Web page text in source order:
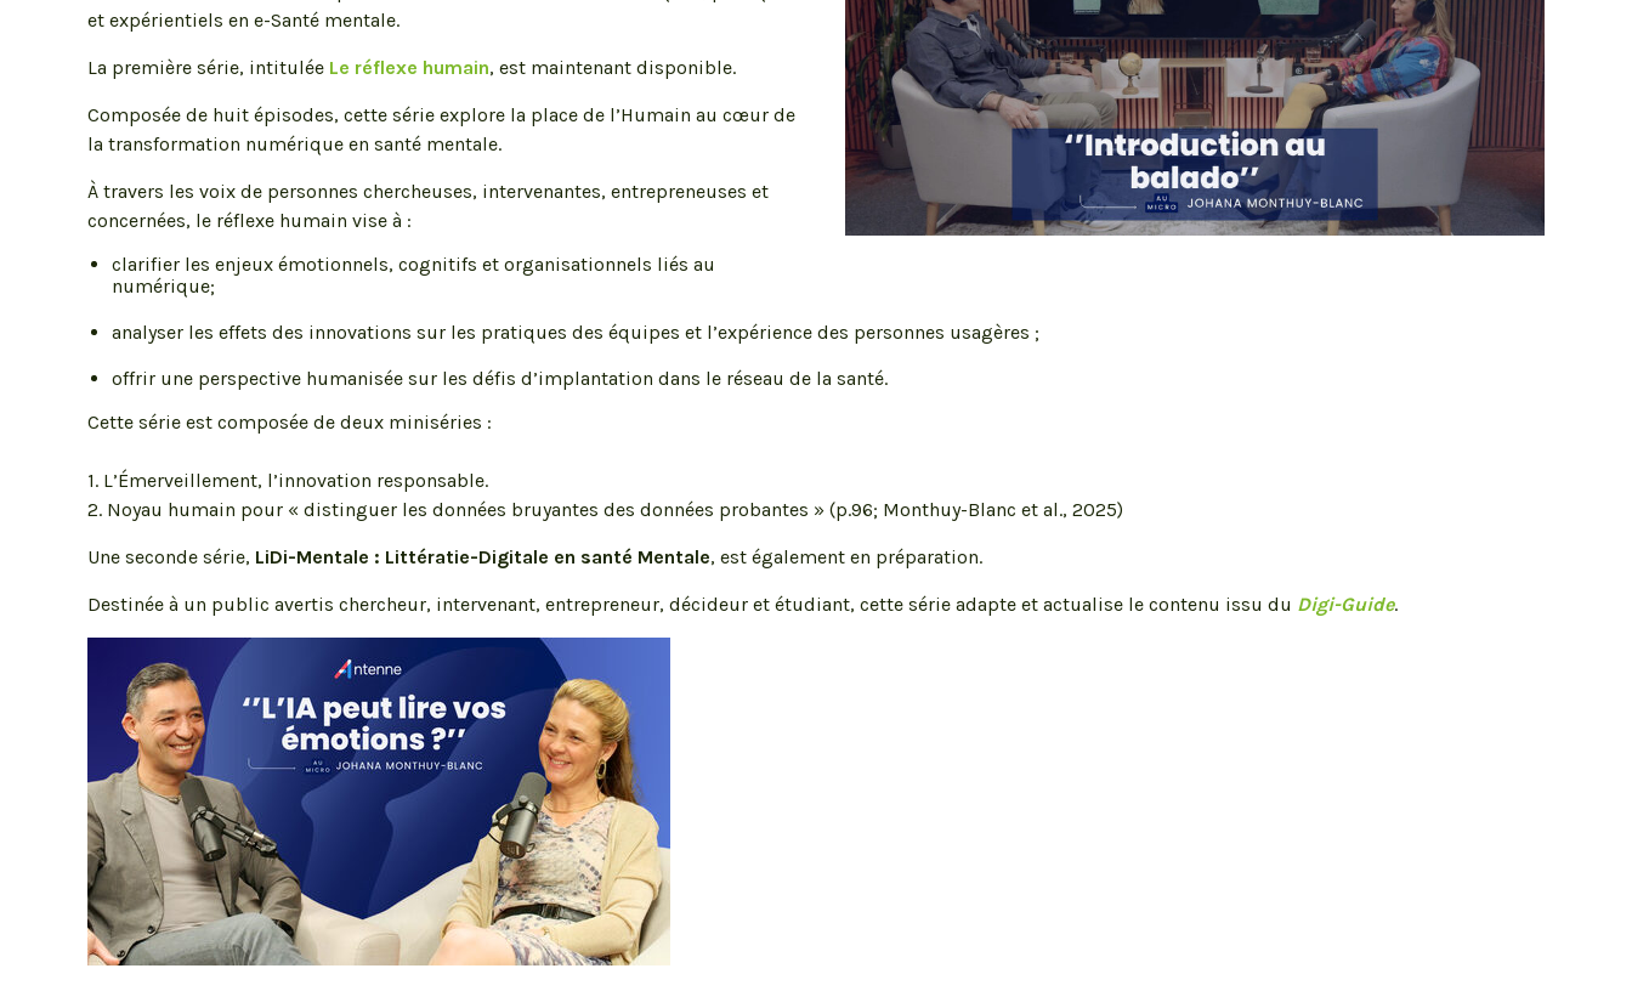
et expérientiels en e-Santé mentale.
La première série, intitulée Le réflexe humain, est maintenant disponible.
Composée de huit épisodes, cette série explore la place de l’Humain au cœur de
la transformation numérique en santé mentale.
À travers les voix de personnes chercheuses, intervenantes, entrepreneuses et
concernées, le réflexe humain vise à :
clarifier les enjeux émotionnels, cognitifs et organisationnels liés au
numérique;
analyser les effets des innovations sur les pratiques des équipes et l’expérience des personnes usagères ;
offrir une perspective humanisée sur les défis d’implantation dans le réseau de la santé.
Cette série est composée de deux miniséries :
1. L’Émerveillement, l’innovation responsable.
2. Noyau humain pour « distinguer les données bruyantes des données pro­bantes » (p.96; Monthuy-Blanc et al., 2025)
Une seconde série, LiDi-Mentale : Littératie-Digitale en santé Mentale, est également en préparation.
Destinée à un public avertis chercheur, intervenant, entrepreneur, décideur et étudiant, cette série adapte et actualise le contenu issu du Digi-Guide.